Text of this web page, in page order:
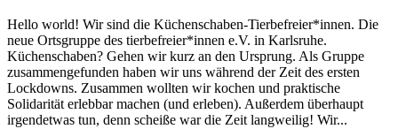
Hello world! Wir sind die Küchenschaben-Tierbefreier*innen. Die
neue Ortsgruppe des tierbefreier*innen e.V. in Karlsruhe.
Küchenschaben? Gehen wir kurz an den Ursprung. Als Gruppe
zusammengefunden haben wir uns während der Zeit des ersten
Lockdowns. Zusammen wollten wir kochen und praktische
Solidarität erlebbar machen (und erleben). Außerdem überhaupt
irgendetwas tun, denn scheiße war die Zeit langweilig! Wir...